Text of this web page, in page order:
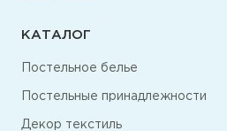
КАТАЛОГ
Постельное белье
Постельные принадлежности
Декор текстиль